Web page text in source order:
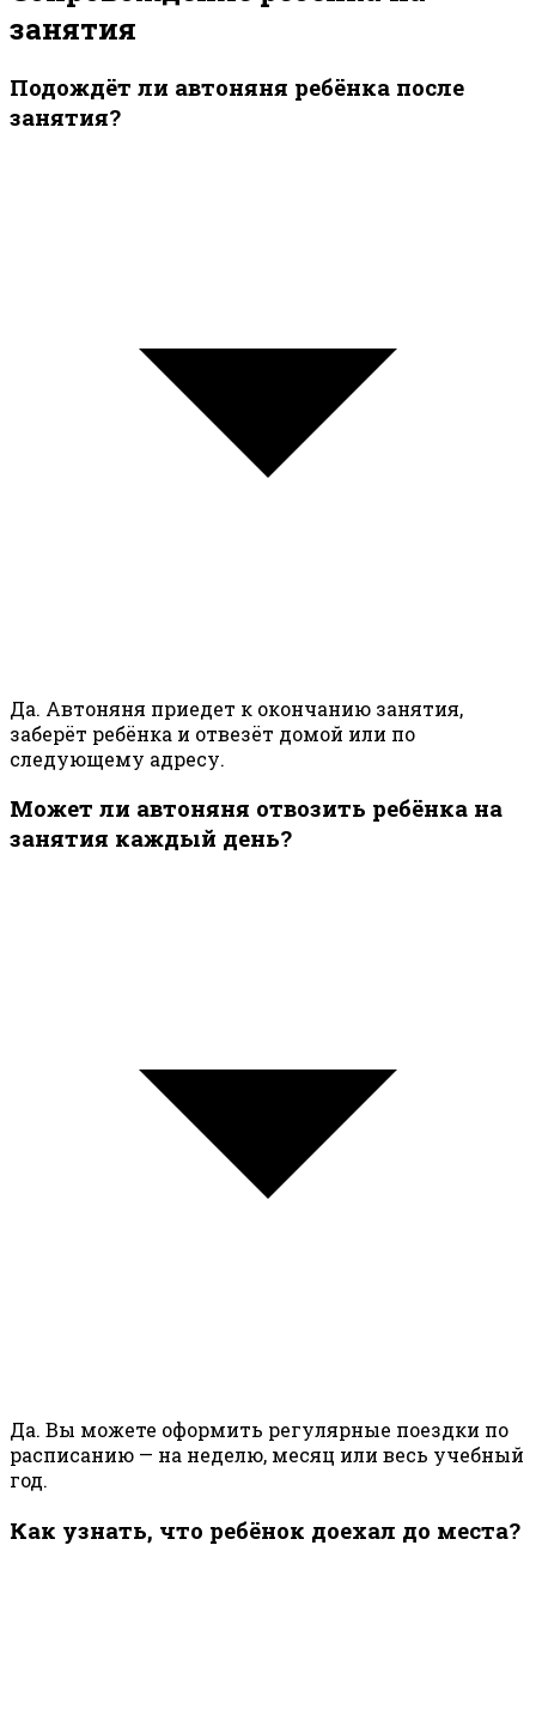
занятия
Подождёт ли автоняня ребёнка после
занятия?
Да. Автоняня приедет к окончанию занятия,
заберёт ребёнка и отвезёт домой или по
следующему адресу.
Может ли автоняня отвозить ребёнка на
занятия каждый день?
Да. Вы можете оформить регулярные поездки по
расписанию — на неделю, месяц или весь учебный
год.
Как узнать, что ребёнок доехал до места?